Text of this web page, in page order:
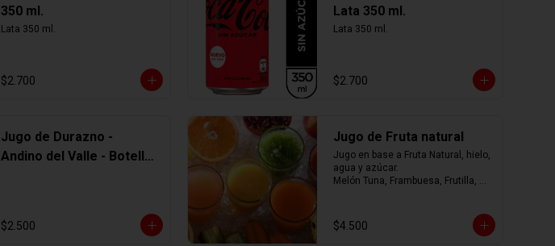
350 ml.
Lata 350 ml.
$2.700
Lata 350 ml.
Lata 350 ml.
$2.700
Jugo de Durazno -
Andino del Valle - Botella
$2.500
Jugo de Fruta natural
Jugo en base a Fruta Natural, hielo,
agua y azúcar.
Melón Tuna, Frambuesa, Frutilla,
eliges
$4.500